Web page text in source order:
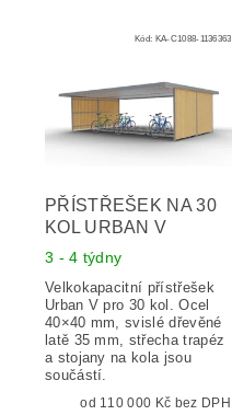
Kód: KA-C1088-1136363
PŘÍSTŘEŠEK NA 30
KOL URBAN V
3 - 4 týdny
Velkokapacitní přístřešek
Urban V pro 30 kol. Ocel
40×40 mm, svislé dřevěné
latě 35 mm, střecha trapéz
a stojany na kola jsou
součástí.
od 110 000 Kč bez DPH